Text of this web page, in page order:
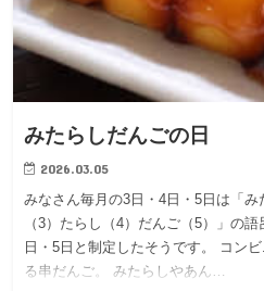
みたらしだんごの日
2026.03.05
みなさん毎月の3日・4日・5日は「
（3）たらし（4）だんご（5）」の
日・5日と制定したそうです。 コン
る串だんご。 みたらしやあん…